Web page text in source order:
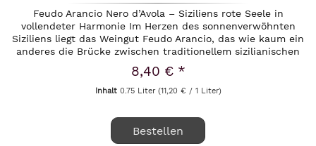
Feudo Arancio Nero d’Avola – Siziliens rote Seele in
vollendeter Harmonie Im Herzen des sonnenverwöhnten
Siziliens liegt das Weingut Feudo Arancio, das wie kaum ein
anderes die Brücke zwischen traditionellem sizilianischen
Weinbau und...
8,40 € *
Inhalt 0.75 Liter (11,20 € / 1 Liter)
Bestellen